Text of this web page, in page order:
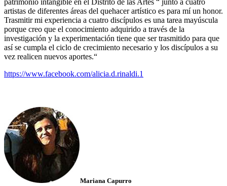
artistas de diferentes áreas del quehacer artístico es para mí un honor.
Trasmitir mi experiencia a cuatro discípulos es una tarea mayúscula
porque creo que el conocimiento adquirido a través de la
investigación y la experimentación tiene que ser trasmitido para que
así se cumpla el ciclo de crecimiento necesario y los discípulos a su
vez realicen nuevos aportes.“
https://www.facebook.com/alicia.d.rinaldi.1
Mariana Capurro